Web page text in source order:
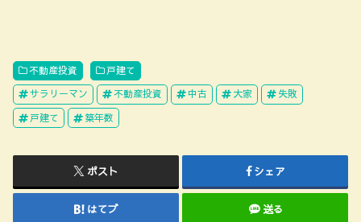
不動産投資
戸建て
サラリーマン
不動産投資 中古 大家
失敗
戸建て
築年数
ポスト シェア
はてブ 送る